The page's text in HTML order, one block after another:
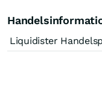
Liquidister